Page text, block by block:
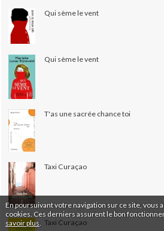
En poursuivant votre navigation sur ce site, vous
cookies. Ces derniers assurent le bon
savoir plus
Qui sème le vent
Qui sème le vent
T'as une sacrée chance toi
Taxi Curaçao
Taxi Curaçao